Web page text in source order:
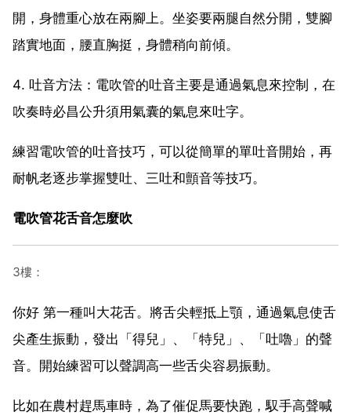
開，身體重心放在兩腳上。坐姿要兩腿自然分開，雙腳
踏實地面，腰直胸挺，身體稍向前傾。
4. 吐音方法：電吹管的吐音主要是通過氣息來控制，在
吹奏時必昌公升須用氣囊的氣息來吐字。
練習電吹管的吐音技巧，可以從簡單的單吐音開始，再
耐帆老逐步掌握雙吐、三吐和顫音等技巧。
電吹管花舌音怎麼吹
3樓：
你好 第一種叫大花舌。將舌尖輕抵上顎，通過氣息使舌
尖產生振動，發出「得兒」、「特兒」、「吐嚕」的聲
音。開始練習可以聲調高一些舌尖容易振動。
比如在農村趕馬車時，為了催促馬要快跑，馭手高聲喊